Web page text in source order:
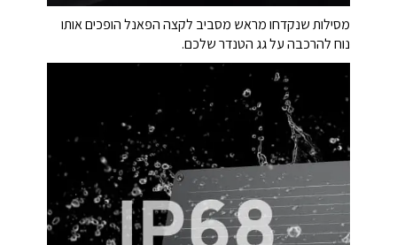
מסילות שנקדחו מראש מסביב לקצה הפאנל הופכים אותו
נוח להרכבה על גג הטנדר שלכם.